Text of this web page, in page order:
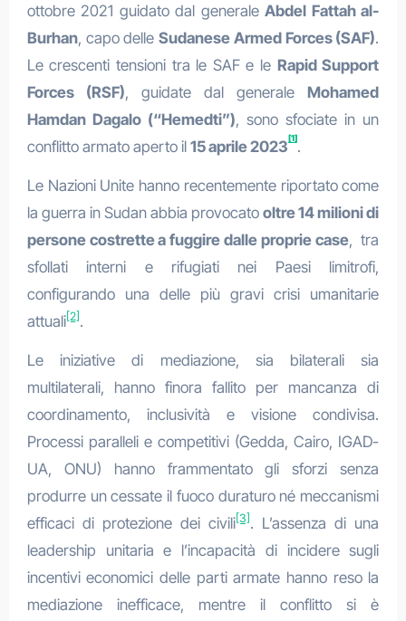
ottobre 2021 guidato dal generaleAbdel Fattah al-
Burhan, capo delle Sudanese Armed Forces (SAF).
Le crescenti tensioni tra le SAF e le Rapid Support
Forces (RSF), guidate dal generaleMohamed
Hamdan Dagalo (“Hemedti”), sono sfociate in un
conflitto armato aperto il 15 aprile 2023 [1].
Le Nazioni Unite hanno recentemente riportato come
la guerra in Sudan abbia provocatooltre 14 milioni di
persone costrette a fuggire dalle proprie case, tra
sfollati interni e rifugiati nei Paesi limitrofi,
configurando una delle più gravi crisi umanitarie
attuali[2] .
Le iniziative di mediazione, sia bilaterali sia
multilaterali, hanno finora fallito per mancanza di
coordinamento, inclusività e visione condivisa.
Processi paralleli e competitivi (Gedda, Cairo, IGAD-
UA, ONU) hanno frammentato gli sforzi senza
produrre un cessate il fuoco duraturo né meccanismi
efficaci di protezione dei civili[3] . L’assenza di una
leadership unitaria e l’incapacità di incidere sugli
incentivi economici delle parti armate hanno reso la
mediazione inefficace, mentre il conflitto si è